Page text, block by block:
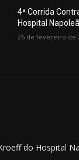
4ª Corrida
Hospital
26 de fevereiro de
do Hospital